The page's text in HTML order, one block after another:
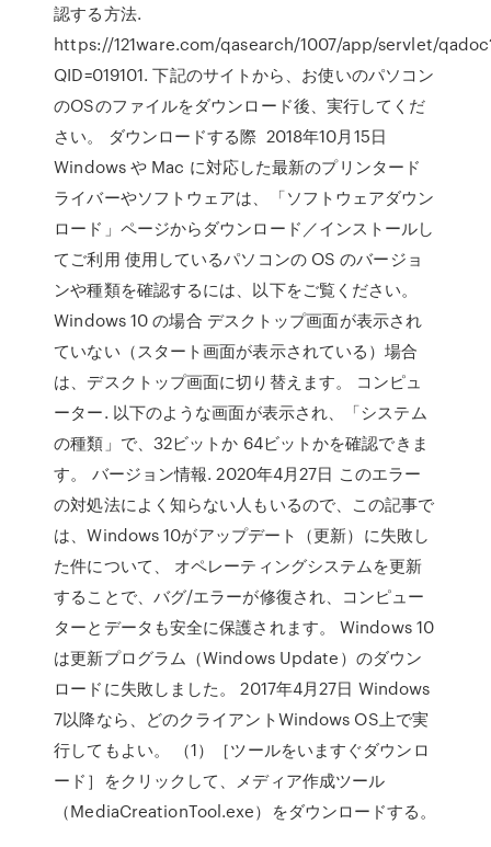
認する方法.
https://121ware.com/qasearch/1007/app/servlet/
QID=019101. 下記のサイトから、お使いのパソコン
のOSのファイルをダウンロード後、実行してくだ
さい。 ダウンロードする際 2018年10月15日
Windows や Mac に対応した最新のプリンタード
ライバーやソフトウェアは、「ソフトウェアダウン
ロード」ページからダウンロード／インストールし
てご利用 使用しているパソコンの OS のバージョ
ンや種類を確認するには、以下をご覧ください。
Windows 10 の場合 デスクトップ画面が表示され
ていない（スタート画面が表示されている）場合
は、デスクトップ画面に切り替えます。 コンピュ
ーター. 以下のような画面が表示され、「システム
の種類」で、32ビットか 64ビットかを確認できま
す。 バージョン情報. 2020年4月27日 このエラー
の対処法によく知らない人もいるので、この記事で
は、Windows 10がアップデート（更新）に失敗し
た件について、 オペレーティングシステムを更新
することで、バグ/エラーが修復され、コンピュー
ターとデータも安全に保護されます。 Windows 10
は更新プログラム（Windows Update）のダウン
ロードに失敗しました。 2017年4月27日 Windows
7以降なら、どのクライアントWindows OS上で実
行してもよい。 （1）［ツールをいますぐダウンロ
ード］をクリックして、メディア作成ツール
（MediaCreationTool.exe）をダウンロードする。